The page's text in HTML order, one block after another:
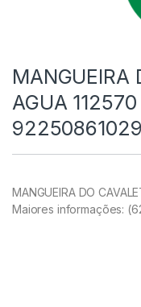
MANGUEIRA
AGUA
MANGUEIRA DO
Maiores informações: